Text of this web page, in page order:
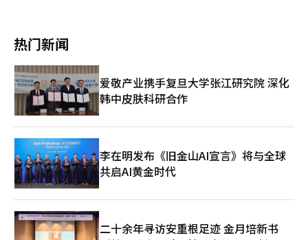
的国家将引领未来，而仁川必须站在这场全球竞争的最前沿。
流转化为长期增长动力。韩国美妆品牌在该领域仍有拓展空间，但
妆产业格局经历多次重大调整。从2000年代一代化妆品“路边
店”的兴盛，到2010年代爱茉莉太平洋与LG生活健康在中国及免
税渠道的高端化销售鼎盛，再到近几年疫情后中国市场销售下滑，
行业格局逐步向全球多元化转型。 与此同时，原始设计制造商
入口。以科丝美诗为例，2025年二季度销售额创下6236亿韩元历
史新高，超过LG生活健康同期化妆品业务。APR通过美妆设备与
化妆品组合策略，实现海外销售高增长，成为行业市值新标杆。
长期来看，行业专家认为，两家公司未来竞争力的关键都在全球化
布局、产品创新及渠道优化。爱茉莉太平洋通过品牌组合优化、数
字化营销及多元化渠道扩张，已在海外市场形成一定领先优势；
LG生活健康则需在全球市场上重新确立核心竞争力，实现高端与
中低端产品的平衡，并强化海外直接面向消费者（D2C）渠道。只
植的参田是全国众多向正官庄提供六年根人参的农场之一。为确保
植区域的参农签订了为期6年的种植协议。 正官庄方面表示，这一
举措构建了企业、生产者、消费者三方共赢的体系。农民可以专注
于人参栽培，无需担心销路问题；正官庄从源头保障红参的纯净与
高品质；消费者则能购买安全性和品质都有充分保障的红参产品。
在收获期间，正官庄工作人员会亲自到参田抽取作物样本，进行严
格的品质检测。工作人员还会现场监督，确认是否为契约栽培体系
培育的人参，防止以次充好或其他品种冒充。把关人参被运往位于
江原道原州和忠清南道扶余的正官庄工厂，加工成浓缩液、果冻、
红参丸及各类饮品等红参产品。 正官庄从参田到最终成品的每一
个环节都进行多次严格的安全性检测。其品质管理体系也获得国际
公认检测机构（KOLAS）认证。此外，正官庄的红参制造基地配备
了尖端设备，实行与医药品同等严格的品质管理，旨在为消费者提
供值得信赖的红参产品。 ◆正官庄研发中心引领全球红参和天然
LED芯片，工艺复杂、成本高企；而TCL则使用100至200微米的
Mini LED芯片，量产优势明显，价格竞争能力更强。 高端产品市
场也同样难免价格博弈。TCL的115英寸Q10M Ultra定价11.9999
万元人民币，仅为三星同类产品的一半。海信此前推出的116英寸
RGB Mini LED电视售价10万元人民币，同样体现出弱化溢价的策
略。 RGB LED电视还对韩国厂商主导的OLED电视市场构成挑战。
TCL Q10M Ultra 98英寸机型定价5.9999万元人民币，明显低于同
尺寸OLED电视约4500万韩元的售价。随着今年下半年RGB LED
电视市场逐步成熟，业内普遍认为，竞争的胜负可能取决于用户对
画质的感受。 三星方面强调，Micro LED产品实现国际电信联盟
BT.2020色彩准确度100%的覆盖率，能够呈现接近自然的超高画
质影像。中国厂商则表示同样达到这一指标。日本索尼也发布RGB
Mini LED电视新品，最高亮度达4000尼特，在画质方面表现不
像显示（VD）部门高管龙锡宇在德国柏林举行的IFA 2025展会上
表示，三星计划明年初推出98、85、75、65英寸等多种尺寸，并
热门新闻
爱敬产业携手复旦大学张江研究院 深化
韩中皮肤科研合作
李在明发布《旧金山AI宣言》将与全球
共启AI黄金时代
二十余年寻访安重根足迹 金月培新书